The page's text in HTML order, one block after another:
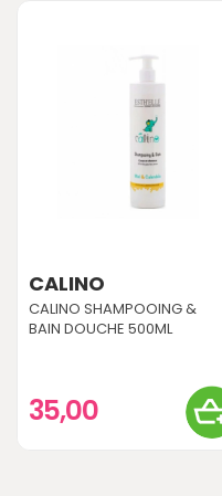
CALINO
CALINO SHAMPOOING &
BAIN DOUCHE 500ML
35,00